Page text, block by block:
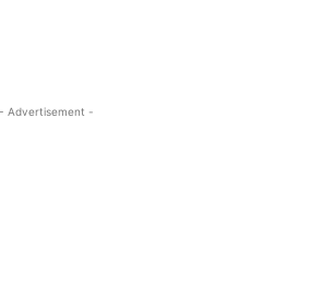
- Advertisement -